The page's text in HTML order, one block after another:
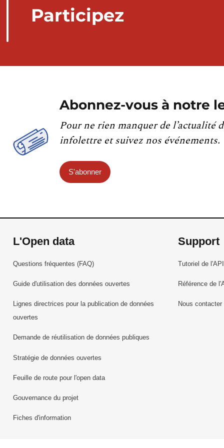
Participez
Abonnez-vous à notre
Pour ne rien manquer de l’actualité
infolettre et suivez nos événements.
S'abonner
L'Open data
Questions fréquentes (FAQ)
Guide d'utilisation des données ouvertes
Lignes directrices pour la publication de données
ouvertes
Demande de réutilisation de données publiques
Stratégie de données ouvertes
Feuille de route pour l'open data
Gouvernance du projet
Fiches d'information
Support
Tutoriel de l'API
Référence de
Nous contacter